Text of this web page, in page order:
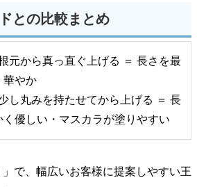
との比較まとめ
元から真っ直ぐ上げる ＝ 長さを最
華やか
し丸みを持たせてから上げる ＝ 長
く優しい・マスカラが塗りやすい
で、幅広いお客様に提案しやすい王